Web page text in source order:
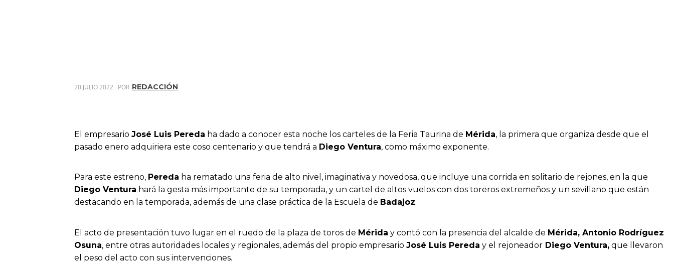
20 JULIO 2022 POR REDACCIÓN
El empresario José Luis Pereda ha dado a conocer esta noche los carteles de la Feria Taurina de Mérida, la primera que organiza desde que el
pasado enero adquiriera este coso centenario y que tendrá a Diego Ventura, como máximo exponente.
Para este estreno, Pereda ha rematado una feria de alto nivel, imaginativa y novedosa, que incluye una corrida en solitario de rejones, en la que
Diego Ventura hará la gesta más importante de su temporada, y un cartel de altos vuelos con dos toreros extremeños y un sevillano que están
destacando en la temporada, además de una clase práctica de la Escuela de Badajoz.
El acto de presentación tuvo lugar en el ruedo de la plaza de toros de Mérida y contó con la presencia del alcalde de Mérida, Antonio Rodríguez
Osuna, entre otras autoridades locales y regionales, además del propio empresario José Luis Pereda y el rejoneador Diego Ventura, que llevaron
el peso del acto con sus intervenciones.